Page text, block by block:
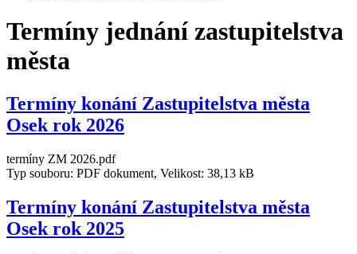
Termíny jednání zastupitelstva
města
Termíny konání Zastupitelstva města
Osek rok 2026
termíny ZM 2026.pdf
Typ souboru: PDF dokument, Velikost: 38,13 kB
Termíny konání Zastupitelstva města
Osek rok 2025